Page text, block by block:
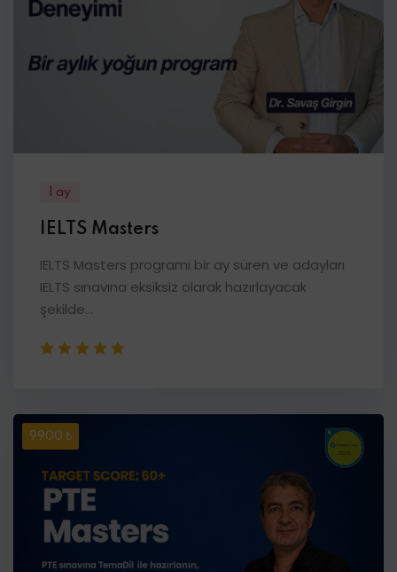
1 ay
IELTS Masters
IELTS Masters programı bir ay süren ve adayları
IELTS sınavına eksiksiz olarak hazırlayacak
şekilde...
9900 ₺